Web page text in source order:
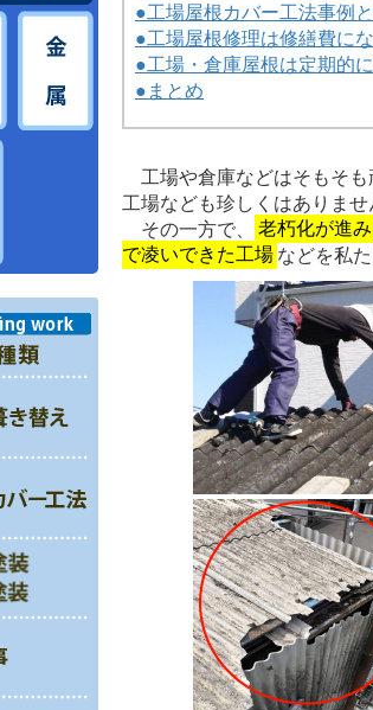
●工場屋根カバー工法事例
●工場屋根修理は修繕費に
●工場・倉庫屋根は定期的
●まとめ
工場や倉庫などはそもそ
工場なども珍しくはありませ
その一方で、
老朽化が進
で凌いできた工場 などを私